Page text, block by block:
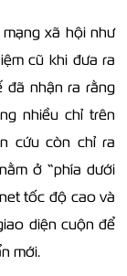
xã hội như
cũ khi đưa ra
đã nhận ra rằng
nhiều chỉ trên
cứu còn chỉ ra
ở “phía dưới
tốc độ cao và
diện cuộn để
mới.